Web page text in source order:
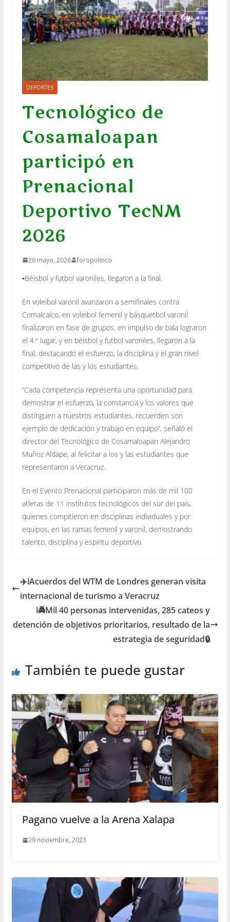
DEPORTES
Tecnológico de
Cosamaloapan
participó en
Prenacional
Deportivo TecNM
2026
26 mayo, 2026 foropolitico
▪️Béisbol y futbol varoniles, llegaron a la final.
En voleibol varonil avanzaron a semifinales contra
Comalcalco, en voleibol femenil y básquetbol varonil
finalizaron en fase de grupos, en impulso de bala lograron
el 4.º lugar, y en béisbol y futbol varoniles, llegaron a la
final, destacando el esfuerzo, la disciplina y el gran nivel
competitivo de las y los estudiantes.
“Cada competencia representa una oportunidad para
demostrar el esfuerzo, la constancia y los valores que
distinguen a nuestros estudiantes, recuerden son
ejemplo de dedicación y trabajo en equipo”, señaló el
director del Tecnológico de Cosamaloapan Alejandro
Muñoz Aldape, al felicitar a los y las estudiantes que
representaron a Veracruz.
En el Evento Prenacional participaron más de mil 100
atletas de 11 institutos tecnológicos del sur del país,
quienes compitieron en disciplinas individuales y por
equipos, en las ramas femenil y varonil, demostrando
talento, disciplina y espíritu deportivo.
✈️ℹ️Acuerdos del WTM de Londres generan visita
internacional de turismo a Veracruz
ℹ️🚔Mil 40 personas intervenidas, 285 cateos y
detención de objetivos prioritarios, resultado de la
estrategia de seguridad🔒
También te puede gustar
Pagano vuelve a la Arena Xalapa
29 noviembre, 2023